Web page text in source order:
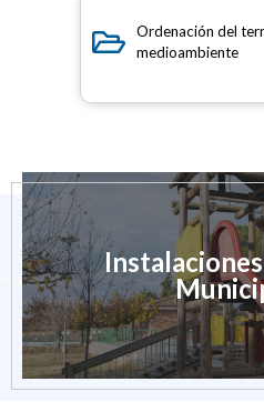
Ordenación del
medioambiente